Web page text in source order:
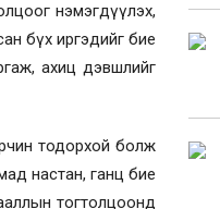
нэмэгдүүлэх,
бүх иргэдийг бие
ахиц дэвшлийг
тодорхой болж
настан, ганц бие
тогтолцоонд